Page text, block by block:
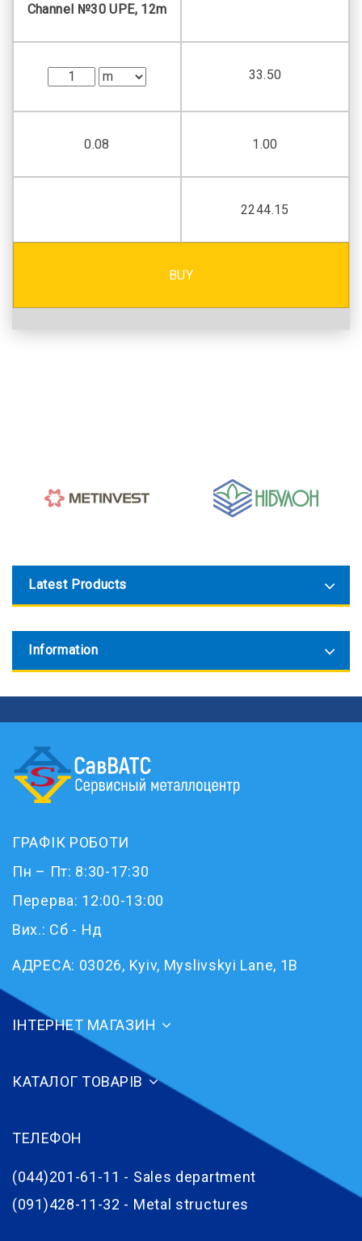
Channel №30 UPE, 12m
33.50
0.08 1.00
2244.15
BUY
Latest Products
Information
ГРАФІК РОБОТИ
Пн – Пт: 8:30-17:30
Перерва: 12:00-13:00
Вих.: Сб - Нд
АДРЕСА: 03026, Kyiv, Myslivskyi Lane, 1B
ІНТЕРНЕТ МАГАЗИН
КАТАЛОГ ТОВАРІВ
ТЕЛЕФОН
(044)201-61-11 - Sales department
(091)428-11-32 - Metal structures